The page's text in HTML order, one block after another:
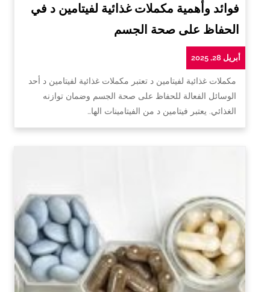
فوائد وأهمية مكملات غذائية لفيتامين د في
الحفاظ على صحة الجسم
أبريل 28, 2025
مكملات غذائية لفيتامين د تعتبر مكملات غذائية لفيتامين د أحد
الوسائل الفعالة للحفاظ على صحة الجسم وضمان توازنه
الغذائي. يعتبر فيتامين د من الفيتامينات الها…